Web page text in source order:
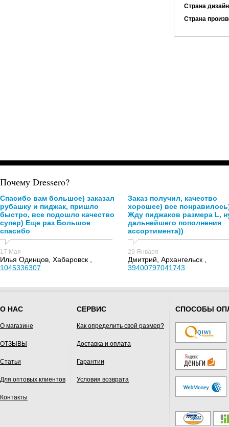
Страна
Страна
Почему Dressero?
Спасибо вам большое) заказал
рубашку и пиджак, пришло
быстро, все подошло качество
супер) Еще раз Большое
спасибо
17 Мая
Илья Одинцов, Хабаровск ,
1045336307
Заказ получил, качество
хорошее) все
Жду пиджаков размера L,
дальнейшего пополнения
ассортимента))
29 Января
Дмитрий, Архангельск ,
39400797041743
О НАС
О магазине
ОТЗЫВЫ
Статьи
Для оптовых клиентов
Контакты
СЕРВИС
Как определить свой размер?
Доставка и оплата
Гарантии
Условия возврата
СПОСОБЫ